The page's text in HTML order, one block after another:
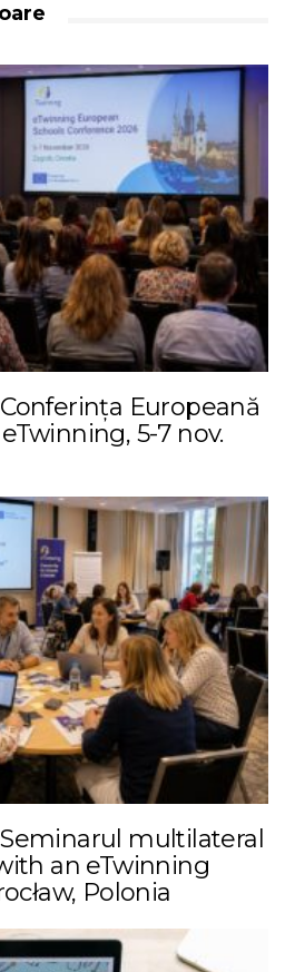
Europeană
5-7 nov.
multilateral
an eTwinning
Polonia